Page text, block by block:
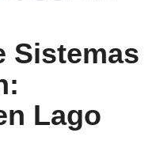
Sistemas
Lago